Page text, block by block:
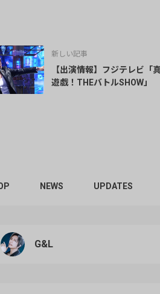
新しい記事
【出演情報】フジテレビ「
遊戯！THEバトルSHOW」
NEWS UPDATES
G&L